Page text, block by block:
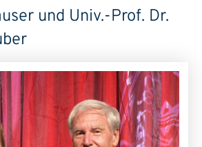
und Univ.-Prof. Dr.